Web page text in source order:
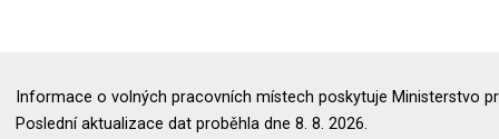
Informace o volných pracovních místech poskytuje Ministerstvo
Poslední aktualizace dat proběhla dne 8. 8. 2026.